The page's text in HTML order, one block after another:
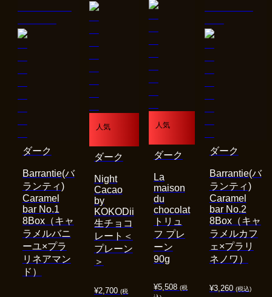
Barrantie(バ
ランティ)
Caramel
bar No.1
8Box（キャ
ラメルバニ
ーユ×プラ
リネアマン
ド）
ダーク
人気
¥2,700 (税
Night
Cacao
by
KOKODii
生チョコ
レート＜
プレーン
＞
ダーク
人気
¥5,508 (税
La
maison
du
chocolat
トリュ
フ プレ
ーン
90g
ダーク
¥3,260 (税込)
Barrantie(バ
ランティ)
Caramel
bar No.2
8Box（キャ
ラメルカフ
ェ×プラリ
ネノワ）
ダーク